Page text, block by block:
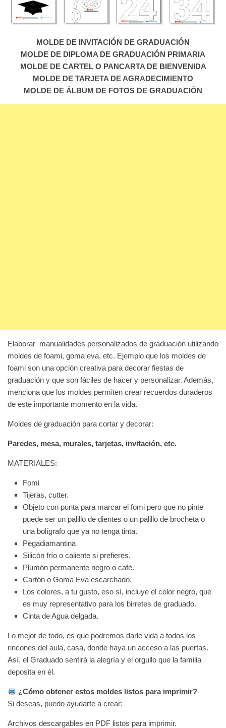
MOLDE DE INVITACIÓN DE GRADUACIÓN
MOLDE DE DIPLOMA DE GRADUACIÓN PRIMARIA
MOLDE DE CARTEL O PANCARTA DE BIENVENIDA
MOLDE DE TARJETA DE AGRADECIMIENTO
MOLDE DE ÁLBUM DE FOTOS DE GRADUACIÓN
Elaborar manualidades personalizados de graduación utilizando
moldes de foami, goma eva, etc. Ejemplo que los moldes de
foami son una opción creativa para decorar fiestas de
graduación y que son fáciles de hacer y personalizar. Además,
menciona que los moldes permiten crear recuerdos duraderos
de este importante momento en la vida.
Moldes de graduación para cortar y decorar:
Paredes, mesa, murales, tarjetas, invitación, etc.
MATERIALES:
Fomi
Tijeras, cutter.
Objeto con punta para marcar el fomi pero que no pinte
puede ser un palillo de dientes o un palillo de brocheta o
una bolígrafo que ya no tenga tinta.
Pegadiamantina
Silicón frío o caliente si prefieres.
Plumón permanente negro o café.
Cartón o Goma Eva escarchado.
Los colores, a tu gusto, eso sí, incluye el color negro, que
es muy representativo para los birretes de graduado.
Cinta de Agua delgada.
Lo mejor de todo, es que podremos darle vida a todos los
rincones del aula, casa, donde haya un acceso a las puertas.
Así, el Graduado sentirá la alegría y el orgullo que la familia
deposita en él.
¿Cómo obtener estos moldes listos para imprimir?
Si deseas, puedo ayudarte a crear:
Archivos descargables en PDF listos para imprimir.